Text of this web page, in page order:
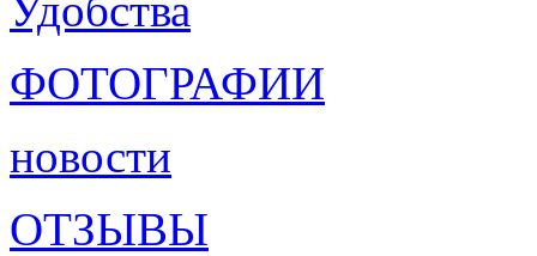
ФОТОГРАФИИ
новости
ОТЗЫВЫ